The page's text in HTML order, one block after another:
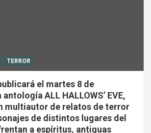
TERROR
el martes 8 de
ALL HALLOWS’ EVE,
multiautor de relatos de terror
de distintos lugares del
a espíritus, antiguas